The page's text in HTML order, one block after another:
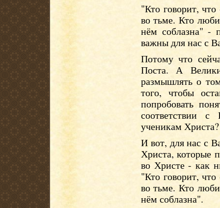
"Кто говорит,
во тьме. Кто
нём соблазна" -
важны для нас с
Потому что
Поста. А
размышлять о
того, чтобы
попробовать
соответствии
ученикам Христа?
И вот, для нас с
Христа, которые
во Христе - как
"Кто говорит,
во тьме. Кто
нём соблазна".